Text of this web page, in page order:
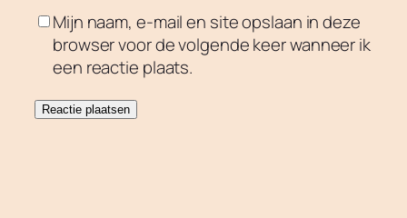
Mijn naam, e-mail en site opslaan in deze
browser voor de volgende keer wanneer ik
een reactie plaats.